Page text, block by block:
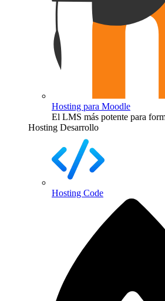
Hosting para Moodle
El LMS más potente para
Hosting Desarrollo
Hosting Code